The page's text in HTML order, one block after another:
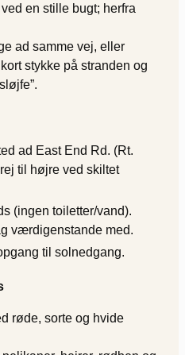
en stille bugt; herfra
ad samme vej, eller
stykke på stranden og
ad East End Rd. (Rt.
til højre ved skiltet
(ingen toiletter/vand).
værdigenstande med.
til solnedgang.
røde, sorte og hvide